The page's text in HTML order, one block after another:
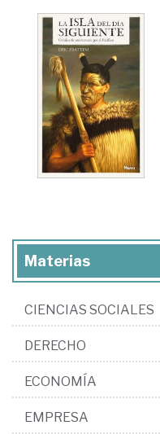
Materias
CIENCIAS SOCIALES
DERECHO
ECONOMÍA
EMPRESA